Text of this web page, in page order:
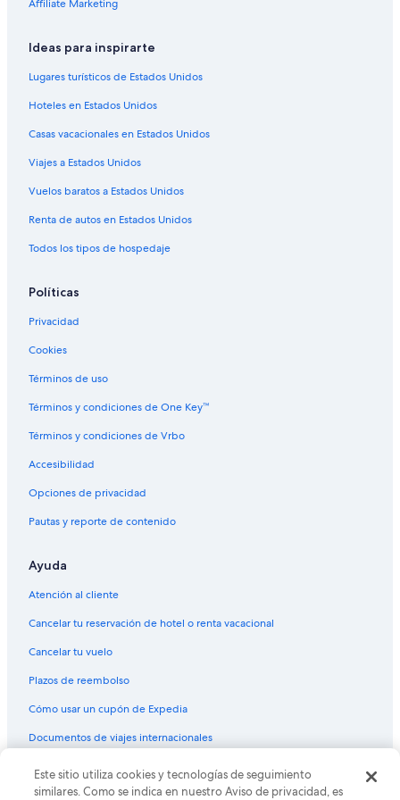
Hoteles para ir de compras en Erfurt
Hoteles de lujo en Erfurt
Hoteles con bar en Erfurt
Hoteles con sauna en Erfurt
Hoteles con vista en Erfurt
Hoteles con restaurante en Gotha
Cabañas en Rockhausen
Hoteles en Molschleben
Apart-Hoteles en Frienstedt
Hoteles en Frienstedt
Hoteles cerca de Parque Acuático Avenida
Hoteles en Elleben
Hoteles en Sulzer Siedlung
Hoteles con bar en Centro histórico de Erfurt
Affiliate Marketing
Ideas para inspirarte
Lugares turísticos de Estados Unidos
Hoteles en Estados Unidos
Casas vacacionales en Estados Unidos
Viajes a Estados Unidos
Vuelos baratos a Estados Unidos
Renta de autos en Estados Unidos
Todos los tipos de hospedaje
Políticas
Privacidad
Cookies
Términos de uso
Términos y condiciones de One Key™
Términos y condiciones de Vrbo
Accesibilidad
Opciones de privacidad
Pautas y reporte de contenido
Ayuda
Atención al cliente
Cancelar tu reservación de hotel o renta vacacional
Cancelar tu vuelo
Plazos de reembolso
Cómo usar un cupón de Expedia
Documentos de viajes internacionales
© 2026 Expedia, Inc., una empresa de Expedia Group. Todos los
derechos reservados. Expedia y el logo de Expedia son marcas
Este sitio utiliza cookies y tecnologías de seguimiento
similares. Como se indica en nuestro Aviso de privacidad, es